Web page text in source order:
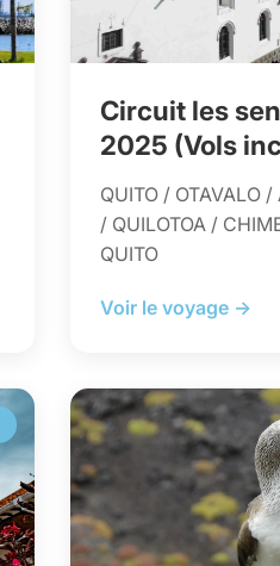
Circuit les
2025 (Vols
QUITO / OTAVALO
/ QUILOTOA /
QUITO
Voir le voyage →